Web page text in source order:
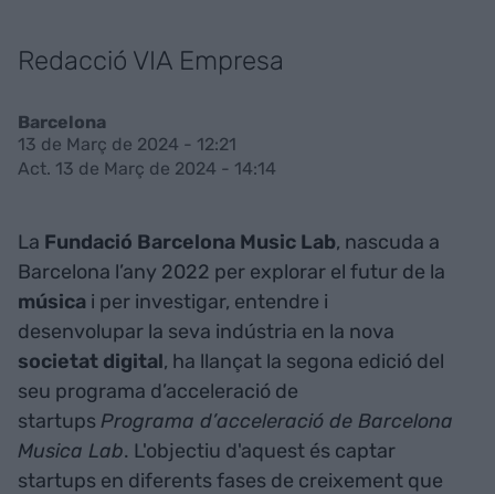
Redacció VIA Empresa
Barcelona
13 de Març de 2024 - 12:21
Act. 13 de Març de 2024 - 14:14
La Fundació Barcelona Music Lab, nascuda a
Barcelona l’any 2022 per explorar el futur de la
música i per investigar, entendre i
desenvolupar la seva indústria en la nova
societat digital, ha llançat la segona edició del
seu programa d’acceleració de
startupsPrograma d’acceleració de Barcelona
Musica Lab. L'objectiu d'aquest és captar
startups en diferents fases de creixement que